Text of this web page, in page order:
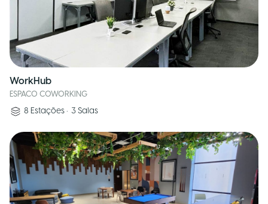
WorkHub
ESPACO COWORKING
8 Estações • 3 Salas